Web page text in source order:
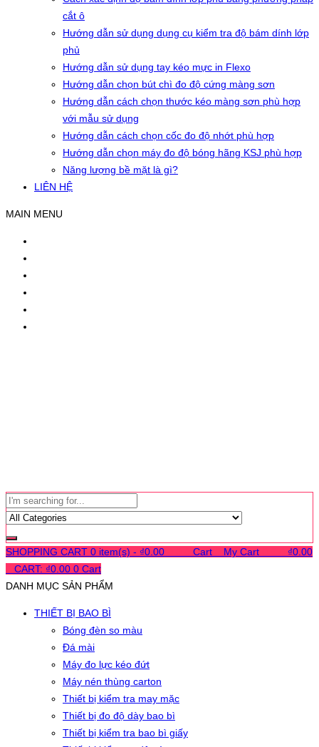
cắt ô
Hướng dẫn sử dụng dụng cụ kiểm tra độ bám dính lớp
phủ
Hướng dẫn sử dụng tay kéo mực in Flexo
Hướng dẫn chọn bút chì đo độ cứng màng sơn
Hướng dẫn cách chọn thước kéo màng sơn phù hợp
với mẫu sử dụng
Hướng dẫn cách chọn cốc đo độ nhớt phù hợp
Hướng dẫn chọn máy đo độ bóng hãng KSJ phù hợp
Năng lượng bề mặt là gì?
LIÊN HỆ
MAIN MENU
SHOPPING CART 0 item(s) - ₫0.00 Cart My Cart ₫0.00
CART: ₫0.00 0 Cart
DANH MỤC SẢN PHẨM
THIẾT BỊ BAO BÌ
Bóng đèn so màu
Đá mài
Máy đo lực kéo đứt
Máy nén thùng carton
Thiết bị kiểm tra may mặc
Thiết bị đo độ dày bao bì
Thiết bị kiểm tra bao bì giấy